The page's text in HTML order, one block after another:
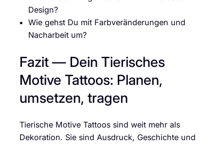
Design?
Wie gehst Du mit Farbveränderungen und
Nacharbeit um?
Fazit — Dein Tierisches
Motive Tattoos: Planen,
umsetzen, tragen
Tierische Motive Tattoos sind weit mehr als
Dekoration. Sie sind Ausdruck, Geschichte und